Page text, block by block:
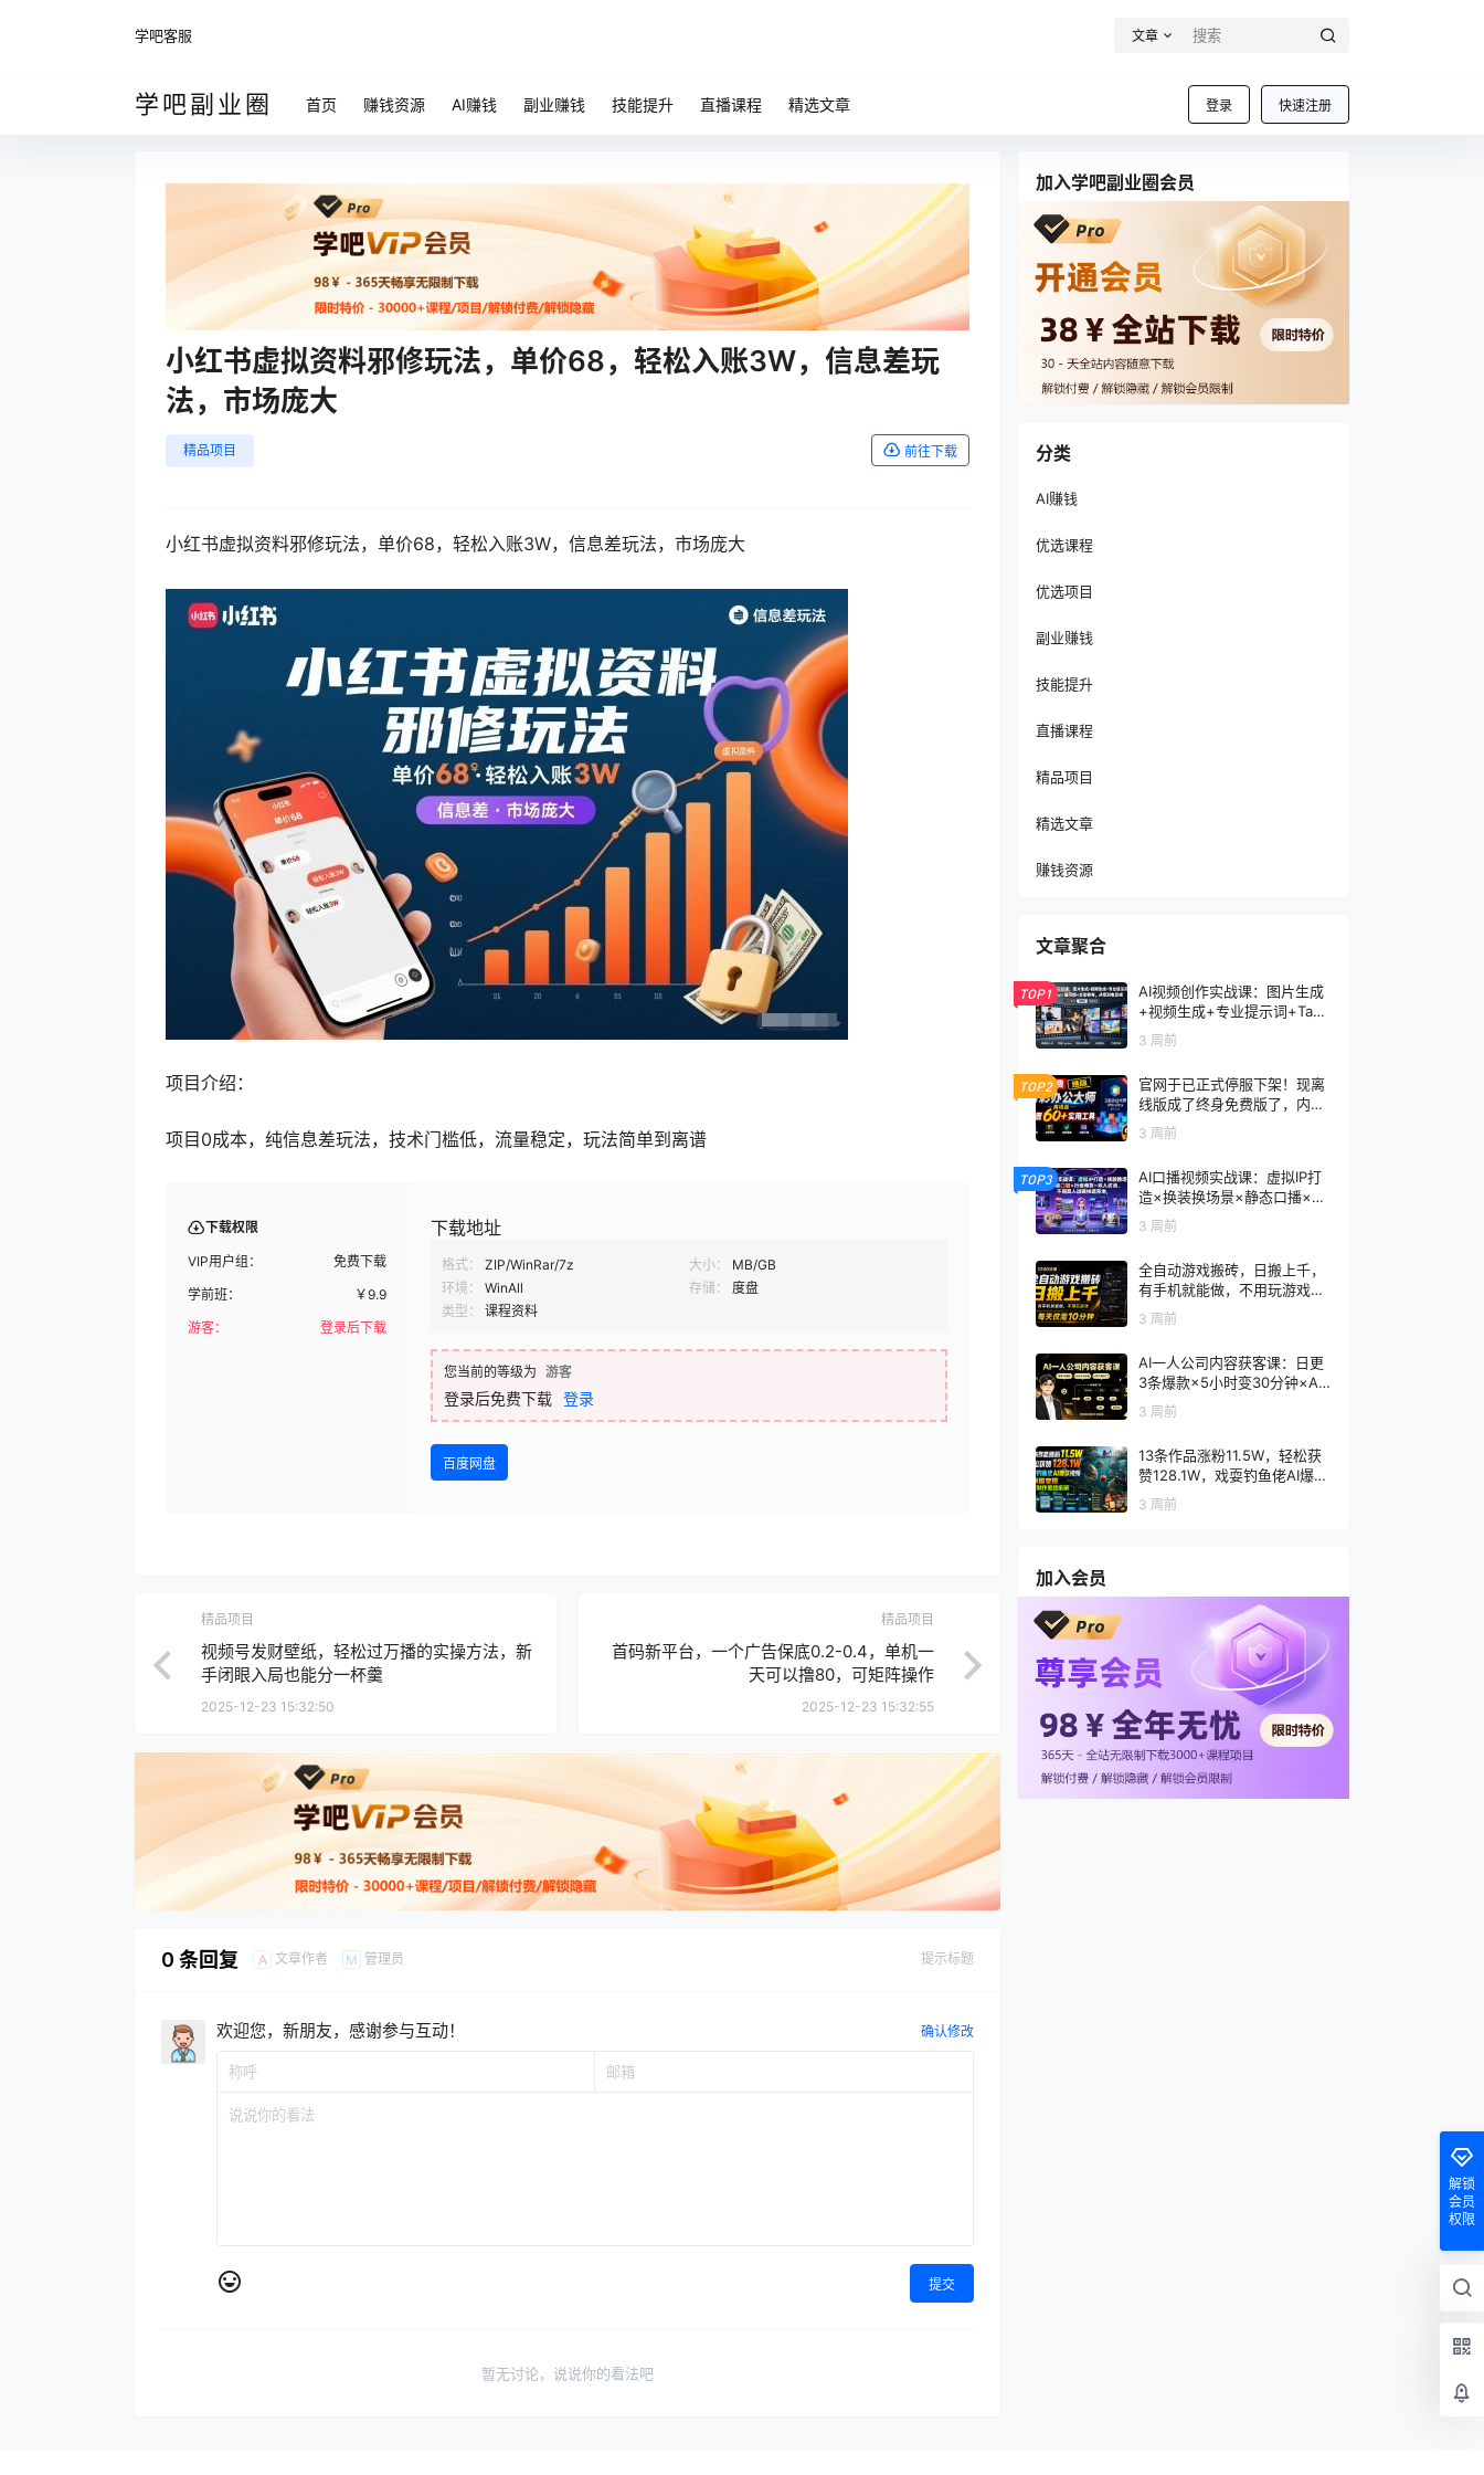
学吧客服 文章
学吧副业圈 登录 快速注册
首页 赚钱资源 AI赚钱 副业赚钱 技能提升 直播课程 精选文章
小红书虚拟资料邪修玩法，单价68，轻松入账3W，信息差玩
法，市场庞大
精品项目 前往下载
小红书虚拟资料邪修玩法，单价68，轻松入账3W，信息差玩法，市场庞大
项目介绍：
项目0成本，纯信息差玩法，技术门槛低，流量稳定，玩法简单到离谱
下载权限
VIP用户组：
免费下载
学前班：
￥9.9
游客：
登录后下载
下载地址
格式： ZIP/WinRar/7z 大小：
MB/GB
环境：
WinAll 存储：
度盘
类型：
课程资料
您当前的等级为 游客
登录后免费下载 登录
百度网盘
精品项目
视频号发财壁纸，轻松过万播的实操方法，新
手闭眼入局也能分一杯羹
2025-12-23 15:32:50
精品项目
首码新平台，一个广告保底0.2-0.4，单机一
天可以撸80，可矩阵操作
2025-12-23 15:32:55
0 条回复 A 文章作者 M 管理员 提示标题
欢迎您，新朋友，感谢参与互动！ 确认修改
提交
暂无讨论，说说你的看法吧
加入学吧副业圈会员
分类
AI赚钱
优选课程
优选项目
副业赚钱
技能提升
直播课程
精品项目
精选文章
赚钱资源
文章聚合
TOP1
AI视频创作实战课：图片生成
+视频生成+专业提示词+TapN
ow×首尾帧+全能参考，从零
到电影感成片
3 周前
TOP2
官网于已正式停服下架！现离
线版成了终身免费版了，内置
60+实用工具 万彩办公大师离
线版 OfficeBox
3 周前
TOP3
AI口播视频实战课：虚拟IP打
造×换装换场景×静态口播×行
走带货×双人访谈，不用真人
出镜快速落地
3 周前
全自动游戏搬砖，日搬上千，
有手机就能做，不用玩游戏，
每天仅需10分钟
3 周前
AI一人公司内容获客课：日更
3条爆款×5小时变30分钟×AI
员工自动打工，轻松实现多平
台获客
3 周前
13条作品涨粉11.5W，轻松获
赞128.1W，戏耍钓鱼佬AI爆款
视频，多渠道变现，全套制作
思路拆解
3 周前
加入会员
解锁
会员
权限